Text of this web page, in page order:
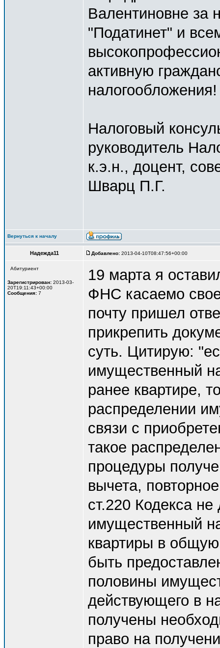
Валентиновне за
"Податинет" и
активную
налогообложения!
Налоговый
руководитель
к.э.н., доцент,
Шварц П.Г.
Вернуться к началу
Надежда11 Добавлено: 2013-04-10T08:47:56+00:00
Абитуриент
Зарегистрирован: 2013-03-
20T19:11:43+00:00
Сообщения: 7
19 марта я
ФНС касаемо
почту пришел
прикрепить
суть. Цитирую:
имущественный
ранее квартире,
распределении
связи с
такое
процедуры
вычета,
ст.220 Кодекса
имущественный
квартиры в
быть
половины
действующего в
получены
право на